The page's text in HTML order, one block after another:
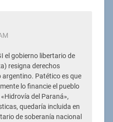
el gobierno libertario de
resigna derechos
Patético es que
lo financie el pueblo
del Paraná»,
quedaría incluida en
de soberanía nacional